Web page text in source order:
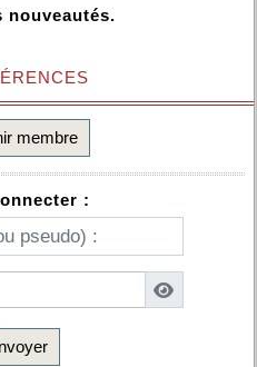
nouveautés.
membre
: